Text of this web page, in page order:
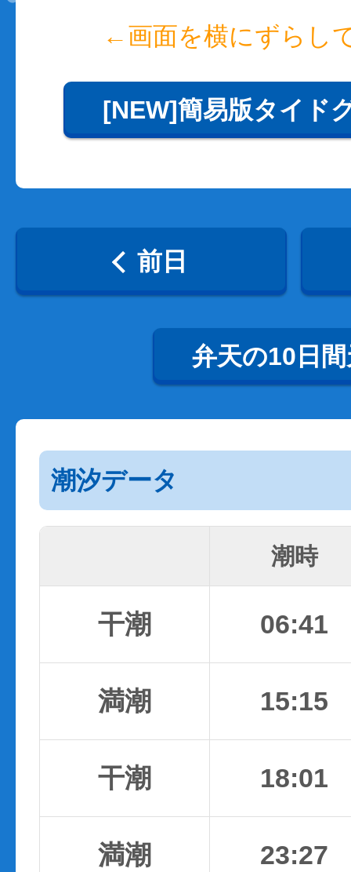
←画面を横にずらし
[NEW]簡易版タイド
前日
弁天の10日
潮汐データ
潮時
干潮 06:41
満潮 15:15
干潮 18:01
満潮 23:27